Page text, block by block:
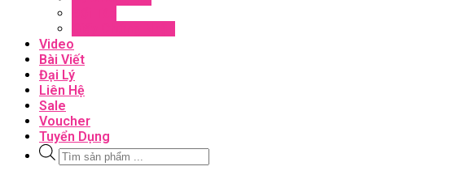
Video
Bài Viết
Đại Lý
Liên Hệ
Sale
Voucher
Tuyển Dụng
Tìm
kiếm